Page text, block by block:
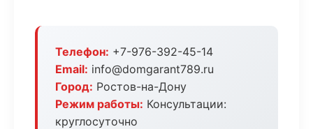
Телефон: +7-976-392-45-14
Email: info@domgarant789.ru
Город: Ростов-на-Дону
Режим работы: Консультации:
круглосуточно